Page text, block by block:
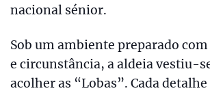
nacional sénior.
Sob um ambiente preparado
e circunstância, a aldeia vestiu-
acolher as “Lobas”. Cada